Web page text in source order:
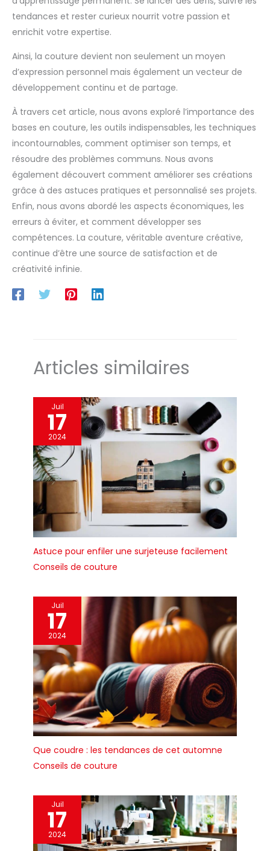
tendances et rester curieux nourrit votre passion et
enrichit votre expertise.
Ainsi, la couture devient non seulement un moyen
d’expression personnel mais également un vecteur de
développement continu et de partage.
À travers cet article, nous avons exploré l’importance des
bases en couture, les outils indispensables, les techniques
incontournables, comment optimiser son temps, et
résoudre des problèmes communs. Nous avons
également découvert comment améliorer ses créations
grâce à des astuces pratiques et personnalisé ses projets.
Enfin, nous avons abordé les aspects économiques, les
erreurs à éviter, et comment développer ses
compétences. La couture, véritable aventure créative,
continue d’être une source de satisfaction et de
créativité infinie.
Articles similaires
Juil
17
2024
Astuce pour enfiler une surjeteuse facilement
Conseils de couture
Juil
17
2024
Que coudre : les tendances de cet automne
Conseils de couture
Juil
17
2024